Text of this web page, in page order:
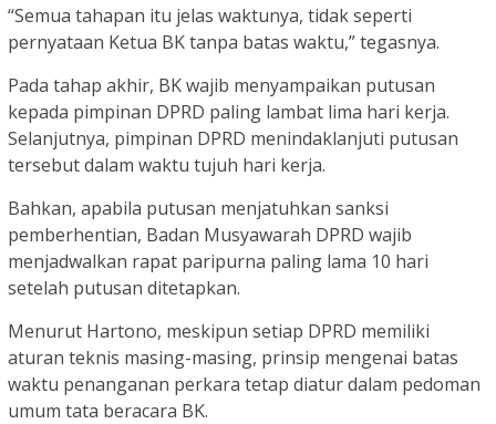
“Semua tahapan itu jelas waktunya, tidak seperti
pernyataan Ketua BK tanpa batas waktu,” tegasnya.
Pada tahap akhir, BK wajib menyampaikan putusan
kepada pimpinan DPRD paling lambat lima hari kerja.
Selanjutnya, pimpinan DPRD menindaklanjuti putusan
tersebut dalam waktu tujuh hari kerja.
Bahkan, apabila putusan menjatuhkan sanksi
pemberhentian, Badan Musyawarah DPRD wajib
menjadwalkan rapat paripurna paling lama 10 hari
setelah putusan ditetapkan.
Menurut Hartono, meskipun setiap DPRD memiliki
aturan teknis masing-masing, prinsip mengenai batas
waktu penanganan perkara tetap diatur dalam pedoman
umum tata beracara BK.